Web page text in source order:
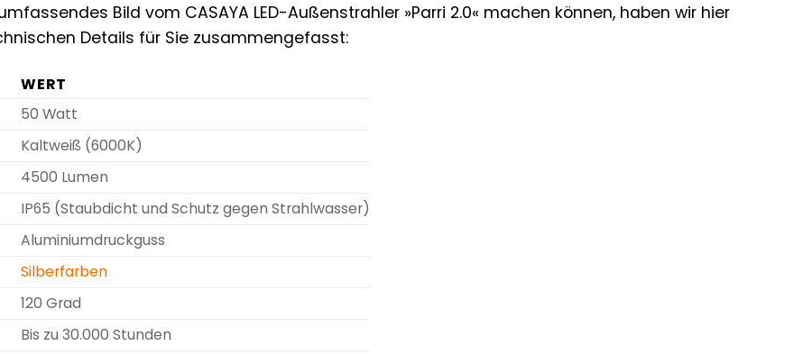
Bild vom CASAYA LED-Außenstrahler »Parri 2.0« machen können, haben wir hier
Details für Sie zusammengefasst:
WERT
50 Watt
Kaltweiß (6000K)
4500 Lumen
IP65 (Staubdicht und Schutz gegen Strahlwasser)
Aluminiumdruckguss
Silberfarben
120 Grad
Bis zu 30.000 Stunden